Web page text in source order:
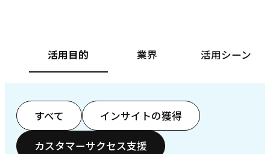
活用目的 業界 活用シーン
すべて インサイトの獲得
カスタマーサクセス支援